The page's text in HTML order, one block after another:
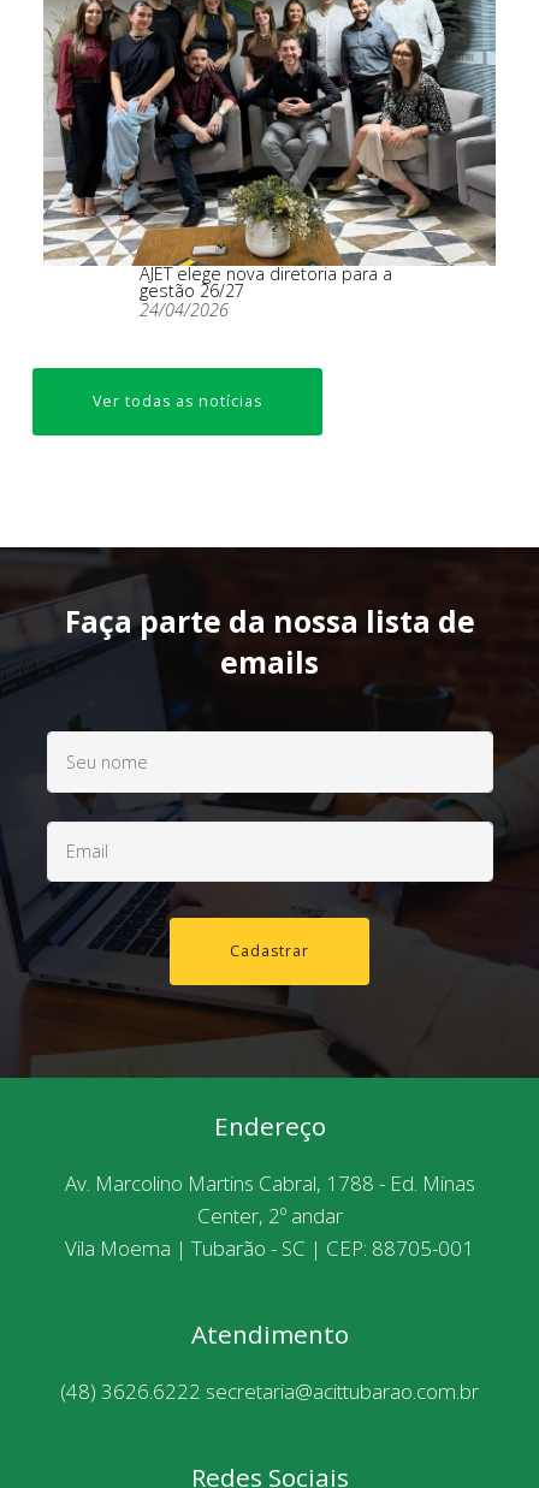
AJET elege nova diretoria para a
gestão 26/27
24/04/2026
Ver todas as notícias
Faça parte da nossa lista de
emails
Cadastrar
Endereço
Av. Marcolino Martins Cabral, 1788 - Ed. Minas
Center, 2º andar
Vila Moema | Tubarão - SC | CEP: 88705-001
Atendimento
(48) 3626.6222 secretaria@acittubarao.com.br
Redes Sociais